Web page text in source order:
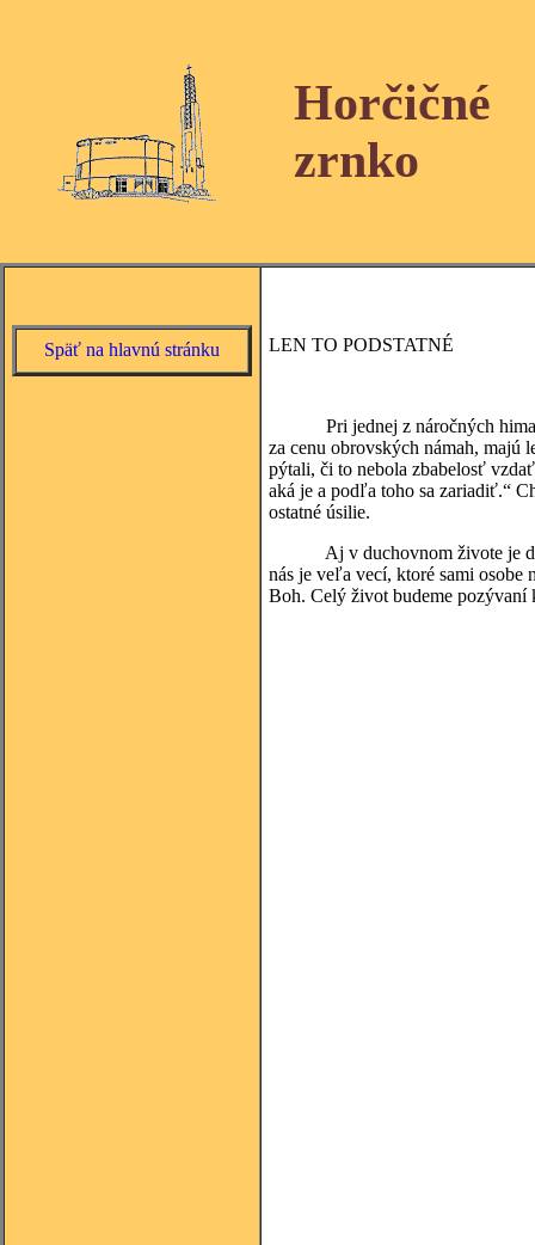
Horčičné
zrnko
Späť na hlavnú stránku LEN TO PODSTATNÉ
Pri jednej z náročných
za cenu obrovských námah,
pýtali, či to nebola zbabelosť
aká je a podľa toho sa zariadiť.“
ostatné úsilie.
Aj v duchovnom živote je
nás je veľa vecí, ktoré sami osobe
Boh. Celý život budeme pozývaní